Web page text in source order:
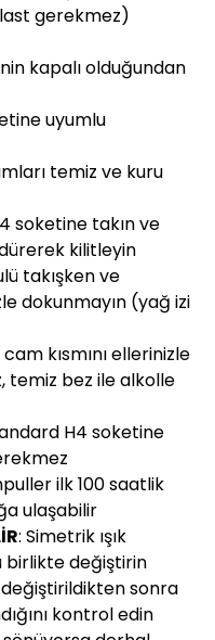
gerekmez)
kapalı olduğundan
uyumlu
temiz ve kuru
soketine takın ve
kilitleyin
takışken ve
dokunmayın (yağ izi
kısmını ellerinizle
temiz bez ile alkolle
H4 soketine
ilk 100 saatlik
ulaşabilir
: Simetrik ışık
birlikte değiştirin
sonra
kontrol edin